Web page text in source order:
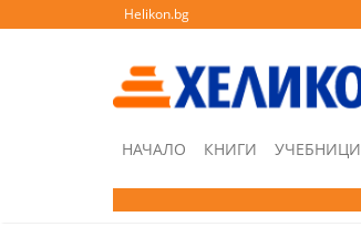
Helikon.bg
НАЧАЛО КНИГИ УЧЕБНИЦИ